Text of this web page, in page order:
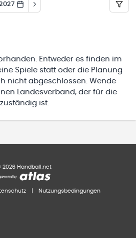
Entweder es finden im
Spiele statt oder die Planung
nicht abgeschlossen. Wende
Landesverband, der für die
ist.
2026 Handball.net
Nutzungsbedingungen